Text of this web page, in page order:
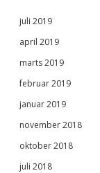
juli 2019
april 2019
marts 2019
februar 2019
januar 2019
november 2018
oktober 2018
juli 2018